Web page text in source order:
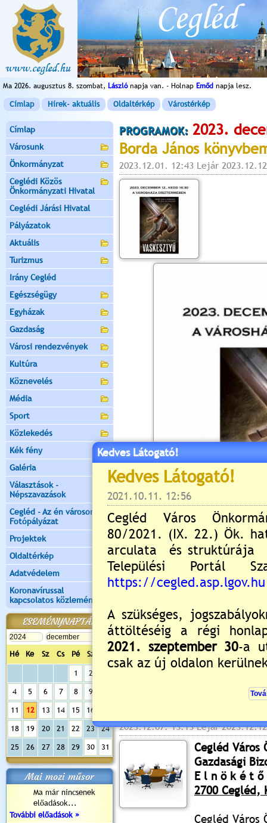
Ma 2026. augusztus 8. szombat, Lászlónapja van. - Holnap Emőd napja lesz.
Címlap Hírek- aktuális Oldaltérkép Várostérkép
Címlap
Városunk
Önkormányzat
Ceglédi Közös
Önkormányzati Hivatal
Ceglédi Járási Hivatal
Pályázatok
Aktuális
Turizmus
Irány Cegléd
Egészségügy
Egyházak
Gazdaság
Városi rendezvények
Kultúra
Köznevelés
Média
Sport
Közlekedés
Kék fény
Galéria
Választások -
Népszavazások
Cegléd - Az én városom -
Fotópályázat
Projektek
Oldaltérkép
Adatvédelem
Koronavírussal
kapcsolatos közlemények
ESEMÉNYNAPTÁR
Hé Ke Sz Cs Pé Sz Va
1 2
4 5 6 7 8 9
11 12 13 14 15 16
18 19 20 21 22 23 24
25 26 27 28 29 30 31
Mai mozi műsor
Ma már nincsenek
előadások...
További előadások »
PROGRAMOK: 2023.
Borda János
2023.12.01. 12:43 Lejár
2023.12.07. 13:13 Lejár
Cegléd Város
Gazdasági
E l n ö k é t ő
2700 Cegléd,
Cegléd Város
Kedves Látogató!